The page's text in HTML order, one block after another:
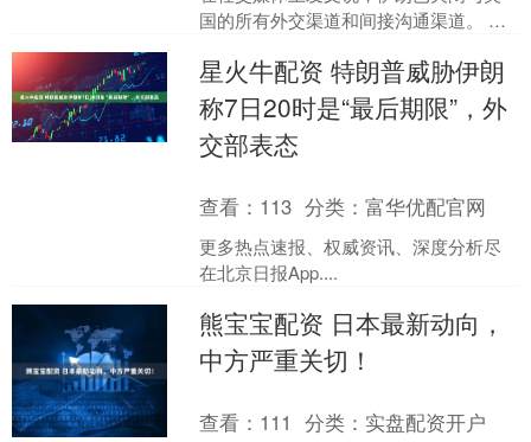
国的所有外交渠道和间接沟通渠道。 另
兰革命卫队航空航天....
星火牛配资 特朗普威胁伊朗
称7日20时是“最后期限”，外
交部表态
查看： 113 分类：富华优配官网
更多热点速报、权威资讯、深度分析尽
在北京日报App....
熊宝宝配资 日本最新动向，
中方严重关切！
查看： 111 分类： 实盘配资开户